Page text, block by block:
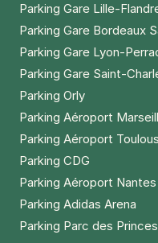
Parking Gare Lille-
Parking Gare Bordeaux
Parking Gare Lyon-
Parking Gare Saint-
Parking Orly
Parking Aéroport
Parking Aéroport
Parking CDG
Parking Aéroport
Parking Adidas Arena
Parking Parc des Princes